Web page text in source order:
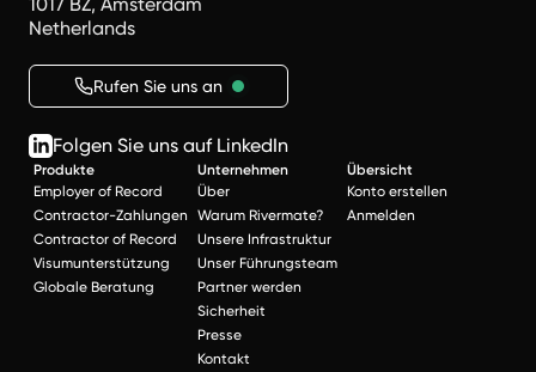
Netherlands
Rufen Sie uns an
Folgen Sie uns auf LinkedIn
Produkte
Employer of Record
Contractor-Zahlungen
Contractor of Record
Visumunterstützung
Globale Beratung
Unternehmen
Über
Warum Rivermate?
Unsere Infrastruktur
Unser Führungsteam
Partner werden
Sicherheit
Presse
Kontakt
Übersicht
Konto erstellen
Anmelden